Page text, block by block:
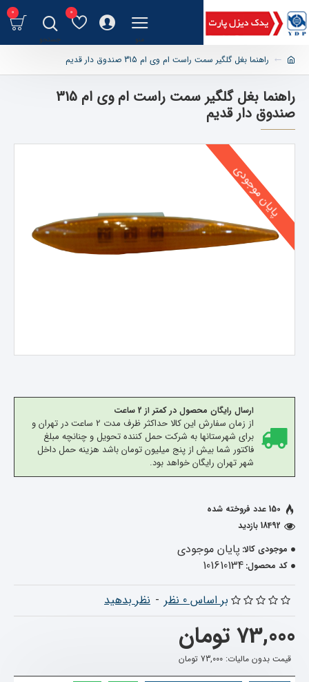
0
0
راهنما بغل گلگیر سمت راست ام وی ام 315 صندوق دار قدیم
راهنما بغل گلگیر سمت راست ام وی ام 315
صندوق دار قدیم
پایان موجودی
ارسال رایگان محصول در کمتر از 2 ساعت
از زمان سفارش این کالا حداکثر ظرف مدت 2 ساعت در تهران و
برای شهرستانها به شرکت حمل کننده تحویل و چنانچه مبلغ
فاکتور شما بیش از پنج میلیون تومان باشد هزینه حمل داخل
شهر تهران رایگان خواهد بود.
موجودی کالا: پایان موجودی
کد محصول: 101610134
150 عدد فروخته شده
18492 بازدید
بر اساس 0 نظر - نظر بدهید
73,000 تومان
قیمت بدون مالیات: 73,000 تومان